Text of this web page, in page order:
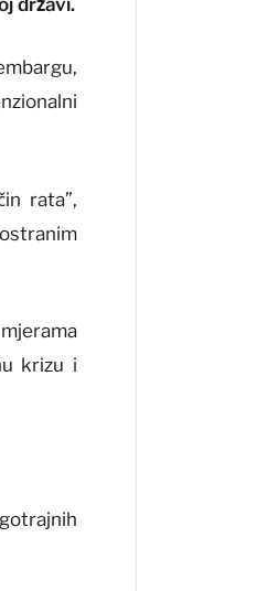
državi.
rata”,
krizu i